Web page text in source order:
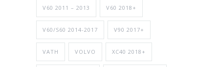
V60 2011 – 2013 V60 2018+
V60/S60 2014-2017 V90 2017+
VATH VOLVO XC40 2018+